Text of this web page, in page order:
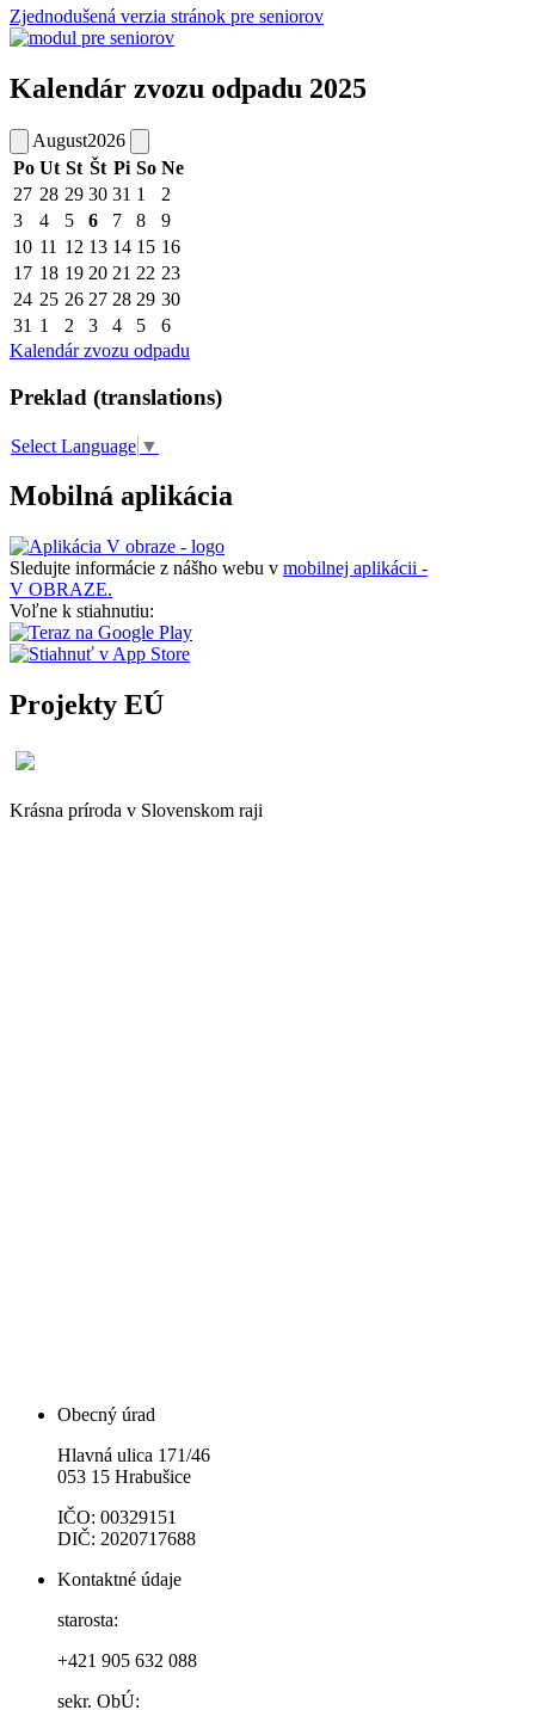
Zjednodušená verzia stránok pre seniorov
Kalendár zvozu odpadu 2025
August2026
Po Ut St Št Pi So Ne
27 28 29 30 31 1
2
3
4 5 6 7 8
9
10 11 12 13 14 15 16
17 18 19 20 21 22 23
24 25 26 27 28 29 30
31 1 2 3 4 5
6
Kalendár zvozu odpadu
Preklad (translations)
Select Language ▼
Mobilná aplikácia
Sledujte informácie z nášho webu v mobilnej aplikácii -
V OBRAZE.
Voľne k stiahnutiu:
Projekty EÚ
Krásna príroda v Slovenskom raji
Obecný úrad
Hlavná ulica 171/46
053 15 Hrabušice
IČO: 00329151
DIČ: 2020717688
Kontaktné údaje
starosta:
+421 905 632 088
sekr. ObÚ: